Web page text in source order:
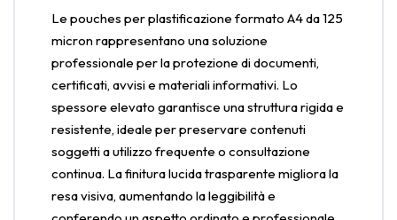
Le pouches per plastificazione formato A4 da 125
micron rappresentano una soluzione
professionale per la protezione di documenti,
certificati, avvisi e materiali informativi. Lo
spessore elevato garantisce una struttura rigida e
resistente, ideale per preservare contenuti
soggetti a utilizzo frequente o consultazione
continua. La finitura lucida trasparente migliora la
resa visiva, aumentando la leggibilità e